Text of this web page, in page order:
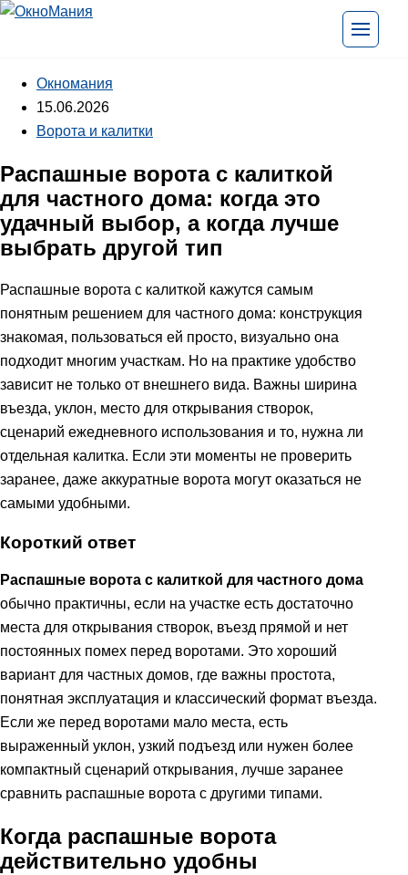
Перейти к содержимому
Окномания
15.06.2026
Ворота и калитки
Распашные ворота с калиткой
для частного дома: когда это
удачный выбор, а когда лучше
выбрать другой тип
Распашные ворота с калиткой кажутся самым
понятным решением для частного дома: конструкция
знакомая, пользоваться ей просто, визуально она
подходит многим участкам. Но на практике удобство
зависит не только от внешнего вида. Важны ширина
въезда, уклон, место для открывания створок,
сценарий ежедневного использования и то, нужна ли
отдельная калитка. Если эти моменты не проверить
заранее, даже аккуратные ворота могут оказаться не
самыми удобными.
Короткий ответ
Распашные ворота с калиткой для частного дома
обычно практичны, если на участке есть достаточно
места для открывания створок, въезд прямой и нет
постоянных помех перед воротами. Это хороший
вариант для частных домов, где важны простота,
понятная эксплуатация и классический формат въезда.
Если же перед воротами мало места, есть
выраженный уклон, узкий подъезд или нужен более
компактный сценарий открывания, лучше заранее
сравнить распашные ворота с другими типами.
Когда распашные ворота
действительно удобны